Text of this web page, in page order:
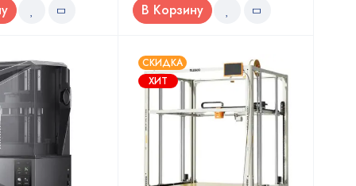
В Корзину
СКИДКА
ХИТ